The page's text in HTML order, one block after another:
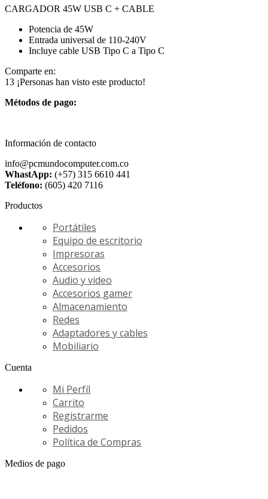
CARGADOR 45W USB C + CABLE
Potencia de 45W
Entrada universal de 110-240V
Incluye cable USB Tipo C a Tipo C
Comparte en:
13 ¡Personas han visto este producto!
Métodos de pago:
Información de contacto
info@pcmundocomputer.com.co
WhastApp: (+57) 315 6610 441
Teléfono: (605) 420 7116
Productos
Portátiles
Equipo de escritorio
Impresoras
Accesorios
Audio y video
Accesorios gamer
Almacenamiento
Redes
Adaptadores y cables
Mobiliario
Cuenta
Mi Perfíl
Carrito
Registrarme
Pedidos
Política de Compras
Medios de pago